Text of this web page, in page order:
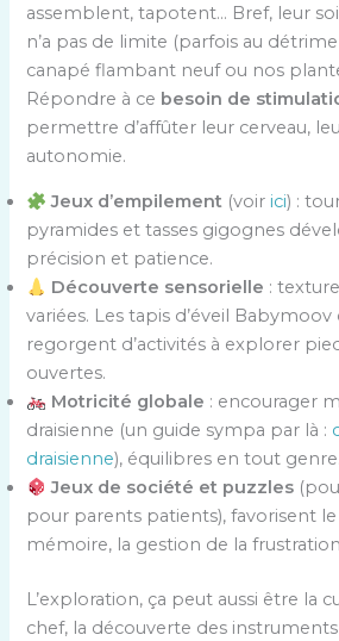
assemblent, tapotent… Bref, leur
n’a pas de limite (parfois au
canapé flambant neuf ou nos
Répondre à ce besoin de
permettre d’affûter leur cerveau,
autonomie.
Jeux d’empilement (voir ici) :
pyramides et tasses gigognes
précision et patience.
Découverte sensorielle :
variées. Les tapis d’éveil
regorgent d’activités à explorer
ouvertes.
Motricité globale : encourager
draisienne (un guide sympa par là :
draisienne), équilibres en tout genre.
Jeux de société et puzzles
pour parents patients), favorisent
mémoire, la gestion de la
L’exploration, ça peut aussi être la
chef, la découverte des